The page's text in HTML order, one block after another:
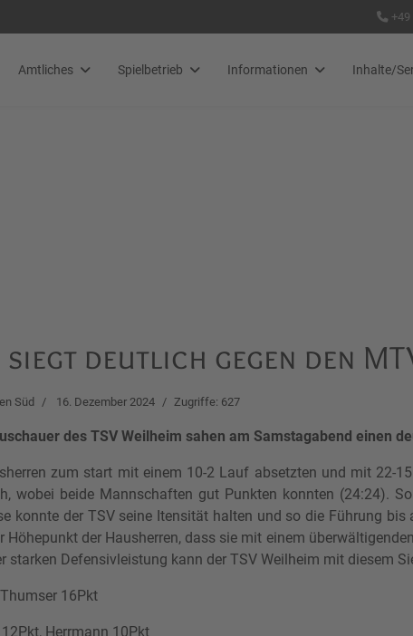
Amtliches Spielbetrieb Informationen Inhalte/
siegt deutlich gegen den
Süd 16. Dezember 2024 Zugriffe: 627
des TSV Weilheim sahen am Samstagabend einen
zum start mit einem 10-2 Lauf absetzten und mit 22-
wobei beide Mannschaften gut Punkten konnten (24:24).
konnte der TSV seine Itensität halten und so die Führung
Höhepunkt der Hausherren, dass sie mit einem
starken Defensivleistung kann der TSV Weilheim mit diesem
16Pkt
Herrmann 10Pkt